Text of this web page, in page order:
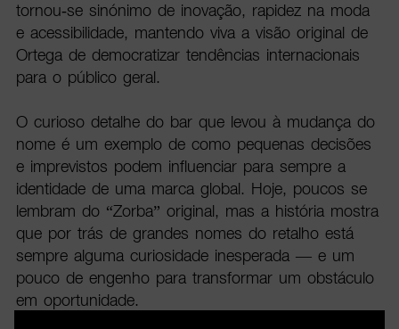
tornou-se sinónimo de inovação, rapidez na moda
e acessibilidade, mantendo viva a visão original de
Ortega de democratizar tendências internacionais
para o público geral.
O curioso detalhe do bar que levou à mudança do
nome é um exemplo de como pequenas decisões
e imprevistos podem influenciar para sempre a
identidade de uma marca global. Hoje, poucos se
lembram do “Zorba” original, mas a história mostra
que por trás de grandes nomes do retalho está
sempre alguma curiosidade inesperada — e um
pouco de engenho para transformar um obstáculo
em oportunidade.